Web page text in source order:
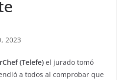
2023
(Telefe) el jurado tomó
a todos al comprobar que